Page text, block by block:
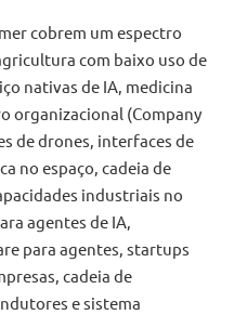
cobrem um espectro
com baixo uso de
nativas de IA, medicina
organizacional (Company
de drones, interfaces de
no espaço, cadeia de
industriais no
agentes de IA,
para agentes, startups
cadeia de
e sistema